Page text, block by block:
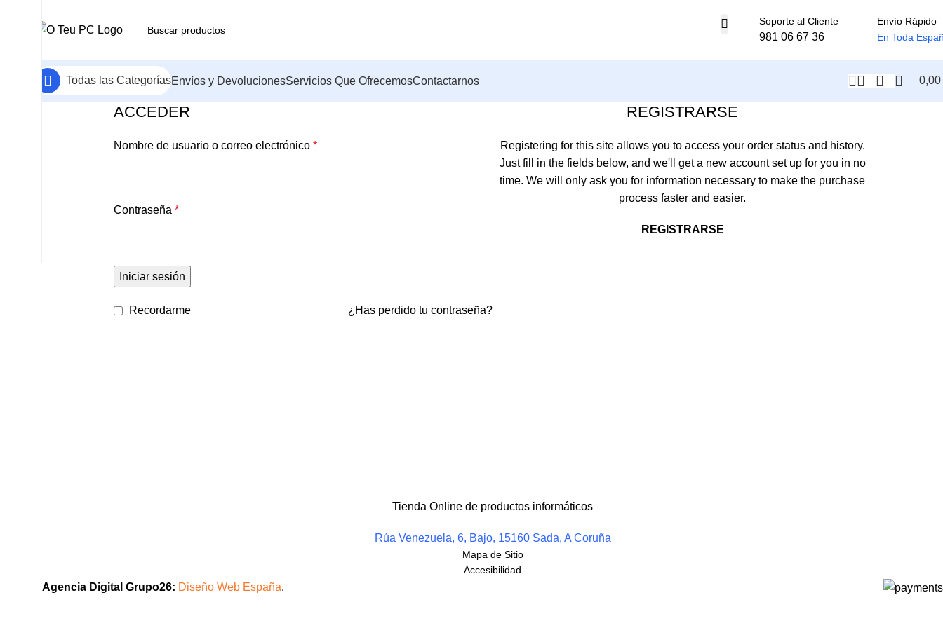
Soporte al Cliente
981 06 67 36
Envío Rápido
En Toda
Todas las CategoríasEnvíos y DevolucionesServicios Que OfrecemosContactarnos 0,00
ACCEDER
Nombre de usuario o correo electrónico *
Contraseña *
Iniciar sesión
¿Has perdido tu contraseña?
Recordarme
REGISTRARSE
Registering for this site allows you to access your order status and history.
Just fill in the fields below, and we'll get a new account set up for you in no
time. We will only ask you for information necessary to make the purchase
process faster and easier.
REGISTRARSE
Tienda Online de productos informáticos
Rúa Venezuela, 6, Bajo, 15160 Sada, A Coruña
Mapa de Sitio
Accesibilidad
Agencia Digital Grupo26: Diseño Web España.